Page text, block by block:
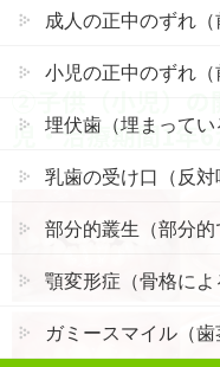
児・治療期間1年6
成人の正中のずれ（
小児の正中のずれ（
埋伏歯（埋まってい
乳歯の受け口（反対
部分的叢生（部分的
顎変形症（骨格によ
ガミースマイル（歯